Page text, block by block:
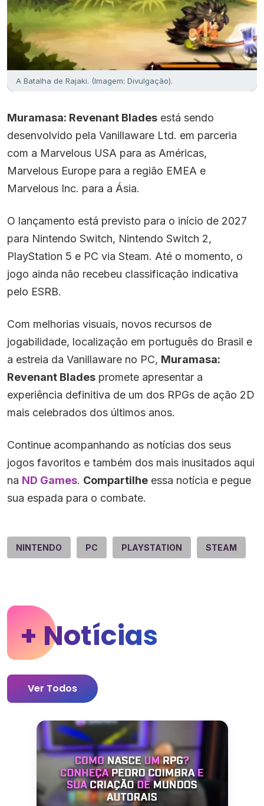
A Batalha de Rajaki. (Imagem: Divulgação).
Muramasa: Revenant Blades está sendo
desenvolvido pela Vanillaware Ltd. em parceria
com a Marvelous USA para as Américas,
Marvelous Europe para a região EMEA e
Marvelous Inc. para a Ásia.
O lançamento está previsto para o início de 2027
para Nintendo Switch, Nintendo Switch 2,
PlayStation 5 e PC via Steam. Até o momento, o
jogo ainda não recebeu classificação indicativa
pelo ESRB.
Com melhorias visuais, novos recursos de
jogabilidade, localização em português do Brasil e
a estreia da Vanillaware no PC, Muramasa:
Revenant Blades promete apresentar a
experiência definitiva de um dos RPGs de ação 2D
mais celebrados dos últimos anos.
Continue acompanhando as notícias dos seus
jogos favoritos e também dos mais inusitados aqui
na ND Games. Compartilhe essa notícia e pegue
sua espada para o combate.
NINTENDO PC PLAYSTATION STEAM
+ Notícias
Ver Todos